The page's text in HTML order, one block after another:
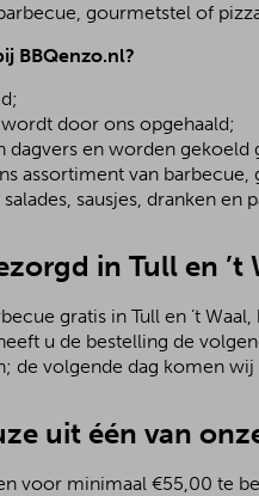
gourmetstel of
BBQenzo.nl?
door ons opgehaald;
dagvers en worden gekoeld
assortiment van
sausjes, dranken en
in Tull en ’t
gratis in Tull en ’t
u de bestelling de
de volgende dag komen
uit één van
voor minimaal €55,00 te